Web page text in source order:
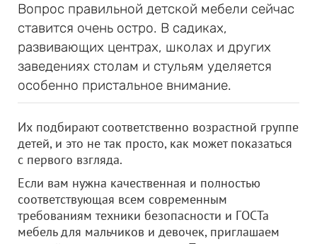
Вопрос правильной детской мебели сейчас
ставится очень остро. В садиках,
развивающих центрах, школах и других
заведениях столам и стульям уделяется
особенно пристальное внимание.
Их подбирают соответственно возрастной группе
детей, и это не так просто, как может показаться
с первого взгляда.
Если вам нужна качественная и полностью
соответствующая всем современным
требованиям техники безопасности и ГОСТа
мебель для мальчиков и девочек, приглашаем